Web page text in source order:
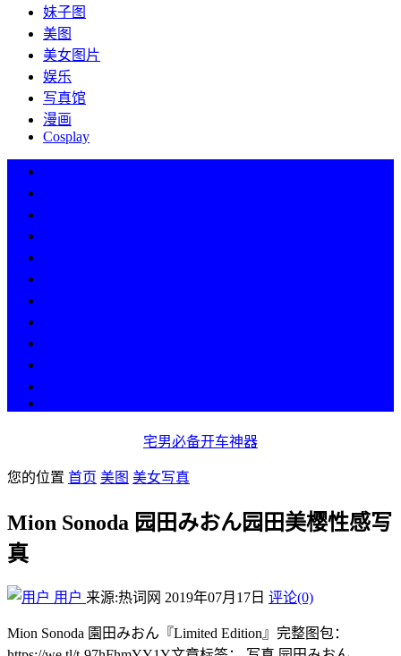
妹子图
美图
美女图片
娱乐
写真馆
漫画
Cosplay
宅男必备开车神器
您的位置 首页 美图 美女写真
Mion Sonoda 园田みおん园田美樱性感写
真
用户 来源:热词网 2019年07月17日 评论(0)
Mion Sonoda 園田みおん『Limited Edition』完整图包：